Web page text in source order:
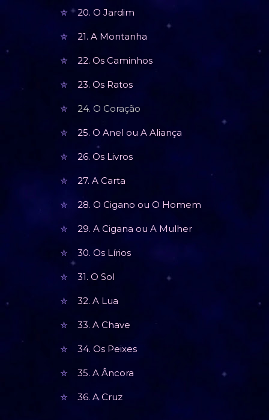
20. O Jardim
21. A Montanha
22. Os Caminhos
23. Os Ratos
24. O Coração
25. O Anel ou A Aliança
26. Os Livros
27. A Carta
28. O Cigano ou O Homem
29. A Cigana ou A Mulher
30. Os Lírios
31. O Sol
32. A Lua
33. A Chave
34. Os Peixes
35. A Âncora
36. A Cruz